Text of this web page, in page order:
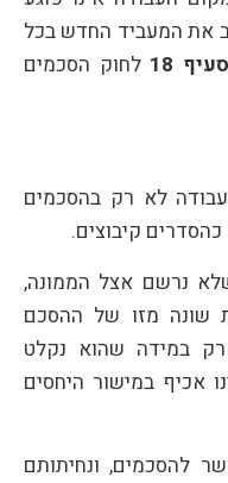
את המעביד החדש בכל
סעיף 18
לחוק הסכמים
לא רק בהסכמים
קיבוצים.
נרשם אצל הממונה,
שונה מזו של ההסכם
רק במידה שהוא נקלט
אכיף במישור היחסים
להסכמים, ונחיתותם